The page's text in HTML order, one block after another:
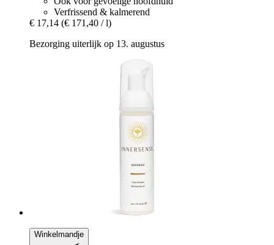
Verfrissend & kalmerend
€ 17,14 (€ 171,40 / l)
Bezorging uiterlijk op 13. augustus
Winkelmandje